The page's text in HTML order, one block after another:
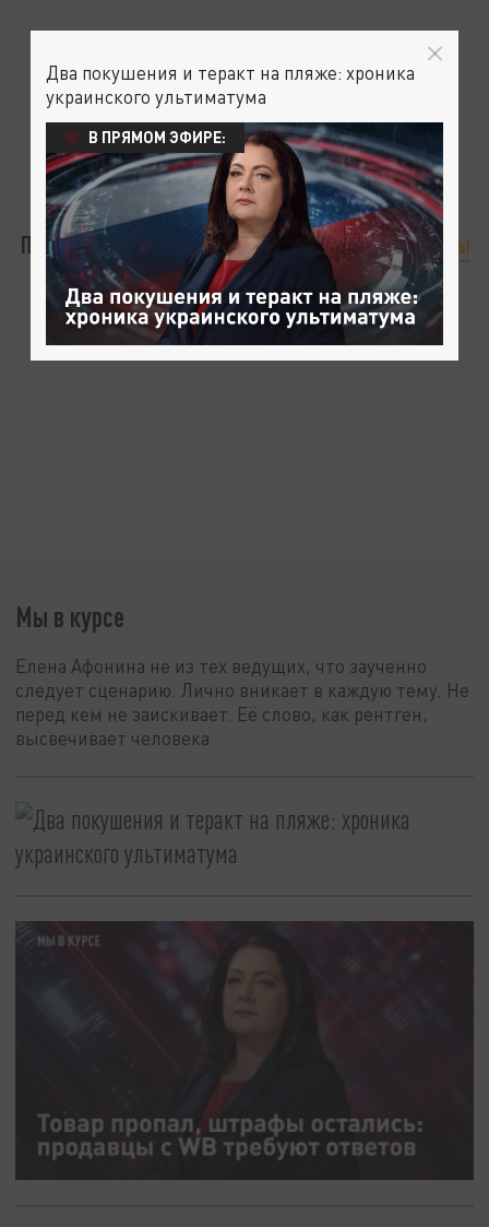
Последние выпуски Трансляции Программы
Мы в курсе
Елена Афонина не из тех ведущих, что заученно
следует сценарию. Лично вникает в каждую тему. Не
перед кем не заискивает. Её слово, как рентген,
высвечивает человека
Два покушения и теракт на пляже: хроника
украинского ультиматума
В ПРЯМОМ ЭФИРЕ: